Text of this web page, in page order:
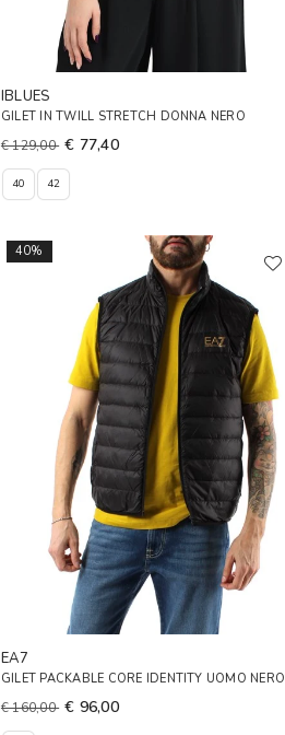
IBLUES
GILET IN TWILL STRETCH DONNA NERO
€ 129,00 € 77,40
40 42
40%
EA7
GILET PACKABLE CORE IDENTITY UOMO NERO
€ 160,00 € 96,00